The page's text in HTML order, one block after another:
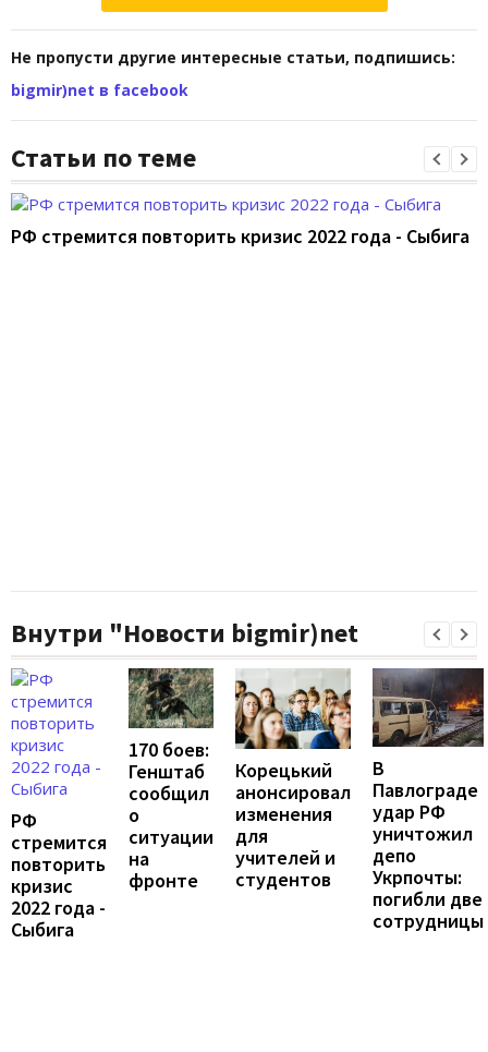
Не пропусти другие интересные статьи, подпишись:
bigmir)net в facebook
Статьи по теме
РФ стремится повторить кризис 2022 года - Сыбига
Внутри "Новости bigmir)net
РФ
стремится
повторить
кризис
2022 года -
Сыбига
170 боев:
Генштаб
сообщил
о
ситуации
на
фронте
Корецький
анонсировал
изменения
для
учителей и
студентов
В
Павлограде
удар РФ
уничтожил
депо
Укрпочты:
погибли две
сотрудницы